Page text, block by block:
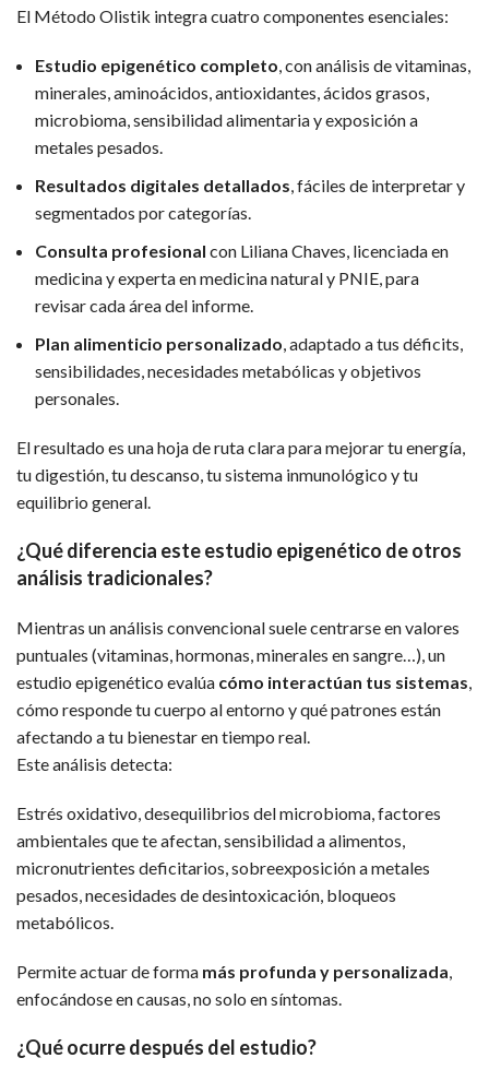
El Método Olistik integra cuatro componentes esenciales:
Estudio epigenético completo, con análisis de vitaminas,
minerales, aminoácidos, antioxidantes, ácidos grasos,
microbioma, sensibilidad alimentaria y exposición a
metales pesados.
Resultados digitales detallados, fáciles de interpretar y
segmentados por categorías.
Consulta profesional con Liliana Chaves, licenciada en
medicina y experta en medicina natural y PNIE, para
revisar cada área del informe.
Plan alimenticio personalizado, adaptado a tus déficits,
sensibilidades, necesidades metabólicas y objetivos
personales.
El resultado es una hoja de ruta clara para mejorar tu energía,
tu digestión, tu descanso, tu sistema inmunológico y tu
equilibrio general.
¿Qué diferencia este estudio epigenético de otros
análisis tradicionales?
Mientras un análisis convencional suele centrarse en valores
puntuales (vitaminas, hormonas, minerales en sangre…), un
estudio epigenético evalúa cómo interactúan tus sistemas,
cómo responde tu cuerpo al entorno y qué patrones están
afectando a tu bienestar en tiempo real.
Este análisis detecta:
Estrés oxidativo, desequilibrios del microbioma, factores
ambientales que te afectan, sensibilidad a alimentos,
micronutrientes deficitarios, sobreexposición a metales
pesados, necesidades de desintoxicación, bloqueos
metabólicos.
Permite actuar de forma más profunda y personalizada,
enfocándose en causas, no solo en síntomas.
¿Qué ocurre después del estudio?